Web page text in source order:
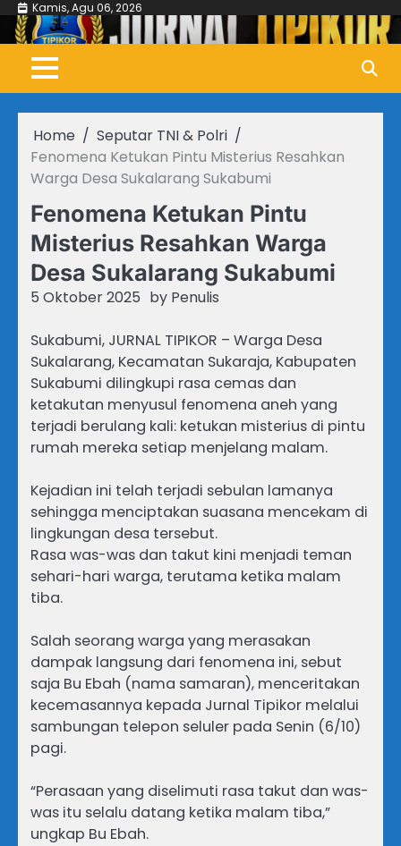
Skip
content
Kamis, Agu 06, 2026
Home
Seputar TNI & Polri
Fenomena Ketukan Pintu Misterius Resahkan
Warga Desa Sukalarang Sukabumi
Fenomena Ketukan Pintu
Misterius Resahkan Warga
Desa Sukalarang Sukabumi
5 Oktober 2025 by Penulis
Sukabumi, JURNAL TIPIKOR – Warga Desa
Sukalarang, Kecamatan Sukaraja, Kabupaten
Sukabumi dilingkupi rasa cemas dan
ketakutan menyusul fenomena aneh yang
terjadi berulang kali: ketukan misterius di pintu
rumah mereka setiap menjelang malam.
Kejadian ini telah terjadi sebulan lamanya
sehingga menciptakan suasana mencekam di
lingkungan desa tersebut.
Rasa was-was dan takut kini menjadi teman
sehari-hari warga, terutama ketika malam
tiba.
Salah seorang warga yang merasakan
dampak langsung dari fenomena ini, sebut
saja Bu Ebah (nama samaran), menceritakan
kecemasannya kepada Jurnal Tipikor melalui
sambungan telepon seluler pada Senin (6/10)
pagi.
“Perasaan yang diselimuti rasa takut dan was-
was itu selalu datang ketika malam tiba,”
ungkap Bu Ebah.